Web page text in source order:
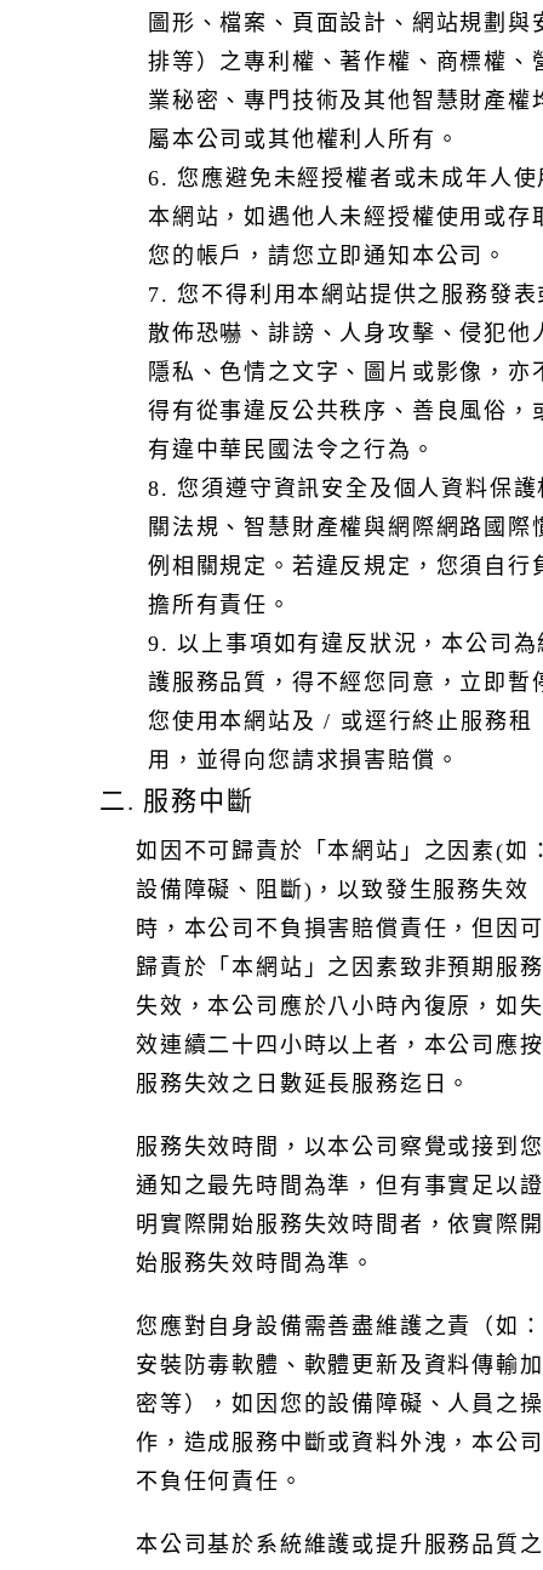
圖形、檔案、頁面設計、網站規劃與
排等）之專利權、著作權、商標權、
業秘密、專門技術及其他智慧財產權
屬本公司或其他權利人所有。
6. 您應避免未經授權者或未成年人使
本網站，如遇他人未經授權使用或存
您的帳戶，請您立即通知本公司。
7. 您不得利用本網站提供之服務發表
散佈恐嚇、誹謗、人身攻擊、侵犯他
隱私、色情之文字、圖片或影像，亦
得有從事違反公共秩序、善良風俗，
有違中華民國法令之行為。
8. 您須遵守資訊安全及個人資料保護
關法規、智慧財產權與網際網路國際
例相關規定。若違反規定，您須自行
擔所有責任。
9. 以上事項如有違反狀況，本公司為
護服務品質，得不經您同意，立即暫
您使用本網站及 / 或逕行終止服務租
用，並得向您請求損害賠償。
二. 服務中斷
如因不可歸責於「本網站」之因素(如
設備障礙、阻斷)，以致發生服務失效
時，本公司不負損害賠償責任，但因可
歸責於「本網站」之因素致非預期服務
失效，本公司應於八小時內復原，如失
效連續二十四小時以上者，本公司應按
服務失效之日數延長服務迄日。
服務失效時間，以本公司察覺或接到您
通知之最先時間為準，但有事實足以證
明實際開始服務失效時間者，依實際開
始服務失效時間為準。
您應對自身設備需善盡維護之責（如：
安裝防毒軟體、軟體更新及資料傳輸加
密等），如因您的設備障礙、人員之操
作，造成服務中斷或資料外洩，本公司
不負任何責任。
本公司基於系統維護或提升服務品質之